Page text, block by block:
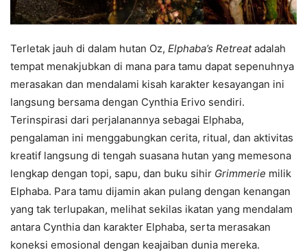
Terletak jauh di dalam hutan Oz, Elphaba’s Retreatadalah
tempat menakjubkan di mana para tamu dapat sepenuhnya
merasakan dan mendalami kisah karakter kesayangan ini
langsung bersama dengan Cynthia Erivo sendiri.
Terinspirasi dari perjalanannya sebagai Elphaba,
pengalaman ini menggabungkan cerita, ritual, dan aktivitas
kreatif langsung di tengah suasana hutan yang memesona
lengkap dengan topi, sapu, dan buku sihir Grimmerie milik
Elphaba. Para tamu dijamin akan pulang dengan kenangan
yang tak terlupakan, melihat sekilas ikatan yang mendalam
antara Cynthia dan karakter Elphaba, serta merasakan
koneksi emosional dengan keajaiban dunia mereka.